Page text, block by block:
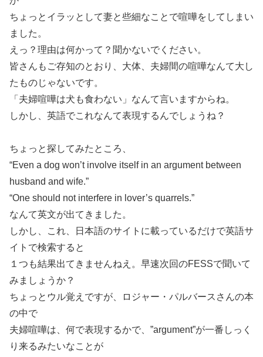
ちょっとイラッとして妻と些細なことで喧嘩をしてしまい
ました。
えっ？理由は何かって？聞かないでください。
皆さんもご存知のとおり、大体、夫婦間の喧嘩なんて大し
たものじゃないです。
「夫婦喧嘩は犬も食わない」なんて言いますからね。
しかし、英語でこれなんて表現するんでしょうね？
ちょっと探してみたところ、
“Even a dog won’t involve itself in an argument between
husband and wife.”
“One should not interfere in lover’s quarrels.”
なんて英文が出てきました。
しかし、これ、日本語のサイトに載っているだけで英語サ
イトで検索すると
１つも結果出てきませんねえ。早速次回のFESSで聞いて
みましょうか？
ちょっとウル覚えですが、ロジャー・パルバースさんの本
の中で
夫婦喧嘩は、何で表現するかで、”argument”が一番しっく
り来るみたいなことが